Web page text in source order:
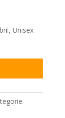
Unisex